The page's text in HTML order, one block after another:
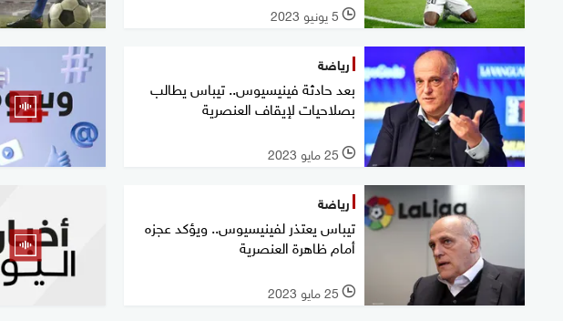
l 5 يونيو 2023
رياضة
بعد حادثة فينيسيوس.. تيباس يطالب
بصلاحيات لإيقاف العنصرية
l 25 مايو 2023
رياضة
تيباس يعتذر لفينيسيوس.. ويؤكد عجزه
أمام ظاهرة العنصرية
l 25 مايو 2023